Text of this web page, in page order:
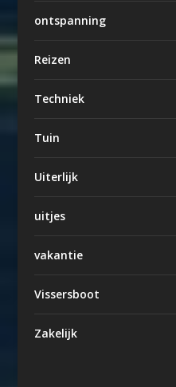
ontspanning
Reizen
Techniek
Tuin
Uiterlijk
uitjes
vakantie
Vissersboot
Zakelijk